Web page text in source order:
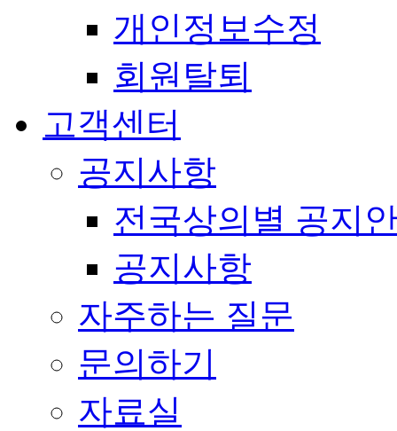
개인정보수정
회원탈퇴
고객센터
공지사항
전국상의별 공지
공지사항
자주하는 질문
문의하기
자료실